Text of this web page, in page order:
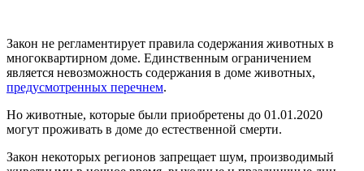
Закон не регламентирует правила содержания животных в
многоквартирном доме. Единственным ограничением
является невозможность содержания в доме животных,
предусмотренных перечнем.
Но животные, которые были приобретены до 01.01.2020
могут проживать в доме до естественной смерти.
Закон некоторых регионов запрещает шум, производимый